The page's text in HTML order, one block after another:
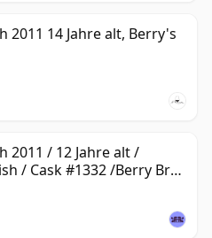
2011 14 Jahre alt, Berry's
2011 / 12 Jahre alt /
/ Cask #1332 /Berry Bros